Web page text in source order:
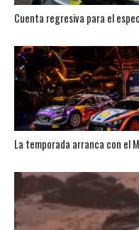
Cuenta regresiva para el
La temporada arranca con el